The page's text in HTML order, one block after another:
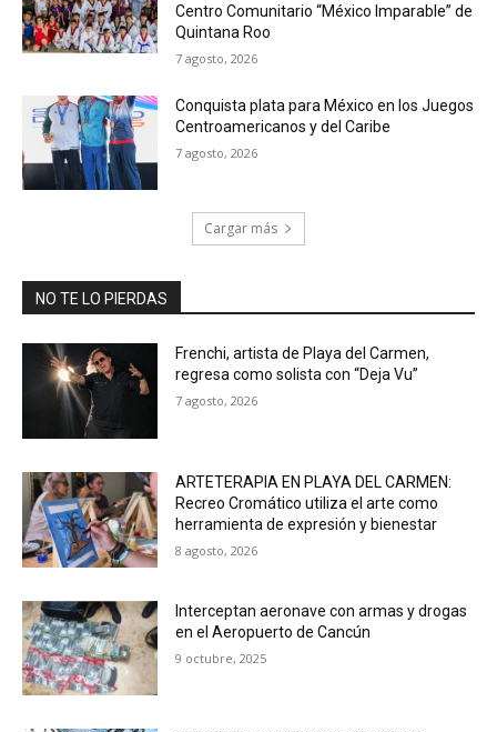
Centro Comunitario “México Imparable” de
Quintana Roo
7 agosto, 2026
Conquista plata para México en los Juegos
Centroamericanos y del Caribe
7 agosto, 2026
Cargar más
NO TE LO PIERDAS
Frenchi, artista de Playa del Carmen,
regresa como solista con “Deja Vu”
7 agosto, 2026
ARTETERAPIA EN PLAYA DEL CARMEN:
Recreo Cromático utiliza el arte como
herramienta de expresión y bienestar
8 agosto, 2026
Interceptan aeronave con armas y drogas
en el Aeropuerto de Cancún
9 octubre, 2025